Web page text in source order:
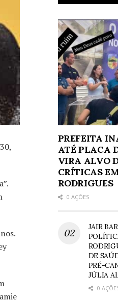
PREFEITA
ATÉ PLACA
VIRA ALVO
CRÍTICAS
RODRIGUES
0 AÇÕES
JAIR
DE
PRÉ-
JÚLIA
0